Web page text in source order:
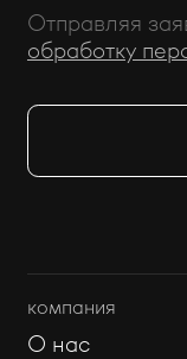
Отправляя
обработку
компания
О нас